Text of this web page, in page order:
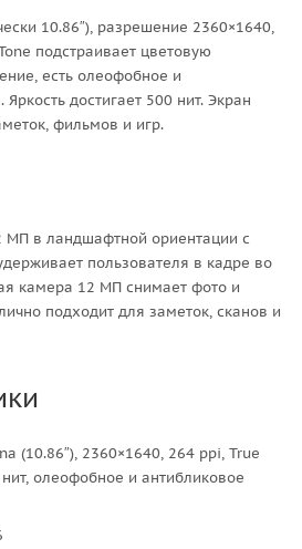
10.86″), разрешение 2360×1640,
подстраивает цветовую
есть олеофобное и
достигает 500 нит. Экран
фильмов и игр.
МП в ландшафтной ориентации с
пользователя в кадре во
камера 12 МП снимает фото и
подходит для заметок, сканов и
(10.86″), 2360×1640, 264 ppi, True
олеофобное и антибликовое